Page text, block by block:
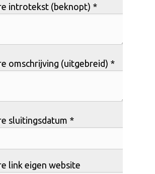
introtekst (beknopt) *
omschrijving (uitgebreid) *
sluitingsdatum *
link eigen website